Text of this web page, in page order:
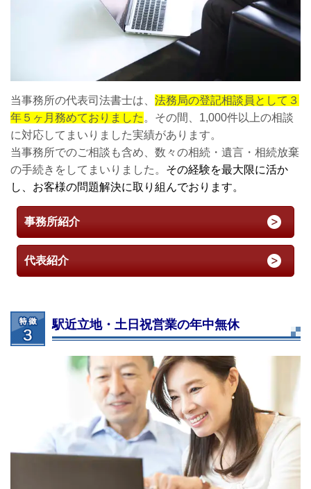
当事務所の代表司法書士は、 法務局の登記相談員として３
年５ヶ月務めておりました。その間、1,000件以上の相談
に対応してまいりました実績があります。
当事務所でのご相談も含め、数々の相続・遺言・相続放棄
の手続きをしてまいりました。 その経験を最大限に活か
し、お客様の問題解決に取り組んでおります。
事務所紹介
代表紹介
駅近立地・土日祝営業の年中無休